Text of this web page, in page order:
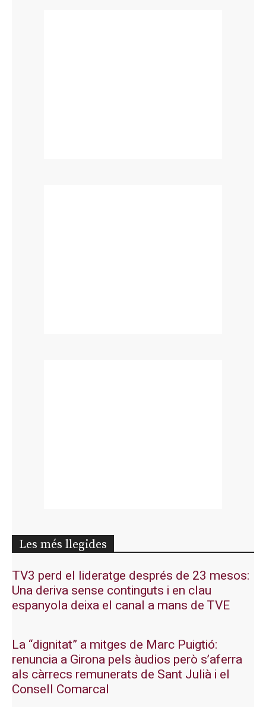
Les més llegides
TV3 perd el lideratge després de 23 mesos:
Una deriva sense continguts i en clau
espanyola deixa el canal a mans de TVE
La “dignitat” a mitges de Marc Puigtió:
renuncia a Girona pels àudios però s’aferra
als càrrecs remunerats de Sant Julià i el
Consell Comarcal